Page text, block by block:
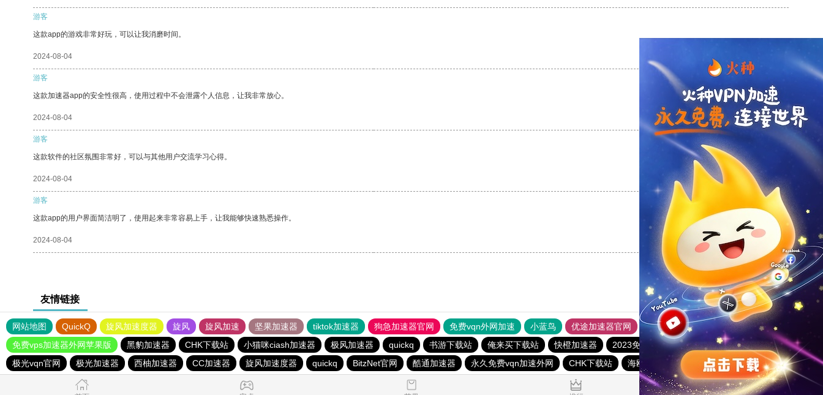
游客
这款app的游戏非常好玩，可以让我消磨时间。
2024-08-04
游客
这款加速器app的安全性很高，使用过程中不会泄露个人信息，让我非常放心。
2024-08-04 支持 [0] 反对[0]
游客
这款软件的社区氛围非常好，可以与其他用户交流学习心得。
2024-08-04 支持[0] 反对
游客
这款app的用户界面简洁明了，使用起来非常容易上手，让我能够快速熟悉操作。
2024-08-04 支持[0] 反对[0]
友情链接
网站地图 QuickQ 旋风加速度器 旋风 旋风加速 坚果加速器 tiktok加速器 狗急加速器官网 免费vqn外网加速 小蓝鸟 优途加速器官网 风驰加速器 旋风加速器
八戒看书
免费vps加速器外网苹果版
黑豹加速器 CHK下载站 小猫咪ciash加速器 极风加速器 quickq 书游下载站 俺来买下载站 快橙加速器 2023免费加速神器
tyl加速器官网
极光vqn官网
极光加速器 西柚加速器 CC加速器 旋风加速度器 quickq BitzNet官网 酷通加速器 永久免费vqn加速外网 CHK下载站 海鸥下载站 1元机场